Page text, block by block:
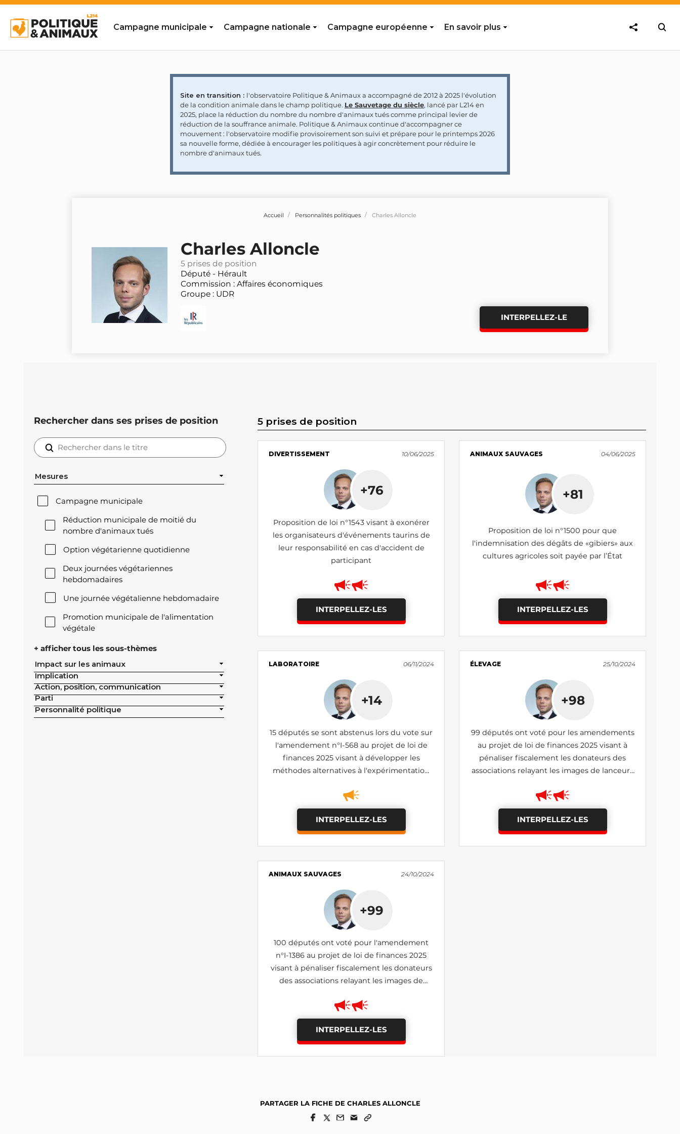
Campagne municipale Campagne nationale Campagne européenne En savoir plus
Site en transition : l'observatoire Politique & Animaux a accompagné de 2012 à 2025 l'évolution
de la condition animale dans le champ politique. Le Sauvetage du siècle, lancé par L214 en
2025, place la réduction du nombre du nombre d'animaux tués comme principal levier de
réduction de la souffrance animale. Politique & Animaux continue d'accompagner ce
mouvement : l'observatoire modifie provisoirement son suivi et prépare pour le printemps 2026
sa nouvelle forme, dédiée à encourager les politiques à agir concrètement pour réduire le
nombre d'animaux tués.
Accueil Personnalités politiques Charles Alloncle
Charles Alloncle
5 prises de position
Député - Hérault
Commission : Affaires économiques
Groupe : UDR
INTERPELLEZ-LE
Rechercher dans ses prises de position
Mesures
Campagne municipale
Réduction municipale de moitié du
nombre d'animaux tués
Option végétarienne quotidienne
Deux journées végétariennes
hebdomadaires
Une journée végétalienne hebdomadaire
Promotion municipale de l'alimentation
végétale
Offre végétale lors des réceptions
Exclusion de l'élevage intensif des achats
publics de la ville
Exclusion de la pisciculture des achats
publics de la ville
+ afficher tous les sous-thèmes
Impact sur les animaux
Implication
Action, position, communication
Parti
Personnalité politique
5 prises de position
DIVERTISSEMENT 10/06/2025
+76
Proposition de loi n°1543 visant à exonérer
les organisateurs d'événements taurins de
leur responsabilité en cas d'accident de
participant
INTERPELLEZ-LES
ANIMAUX SAUVAGES 04/06/2025
+81
Proposition de loi n°1500 pour que
l'indemnisation des dégâts de «gibiers» aux
cultures agricoles soit payée par l’État
INTERPELLEZ-LES
LABORATOIRE 06/11/2024
+14
15 députés se sont abstenus lors du vote sur
l'amendement n°I-568 au projet de loi de
finances 2025 visant à développer les
méthodes alternatives à l'expérimentation
crédit impôt recherche (adopté)
INTERPELLEZ-LES
ÉLEVAGE 25/10/2024
+98
99 députés ont voté pour les amendements
au projet de loi de finances 2025 visant à
pénaliser fiscalement les donateurs des
associations relayant les images de lanceurs
INTERPELLEZ-LES
ANIMAUX SAUVAGES 24/10/2024
+99
100 députés ont voté pour l'amendement
n°I-1386 au projet de loi de finances 2025
visant à pénaliser fiscalement les donateurs
des associations relayant les images de
INTERPELLEZ-LES
PARTAGER LA FICHE DE CHARLES ALLONCLE